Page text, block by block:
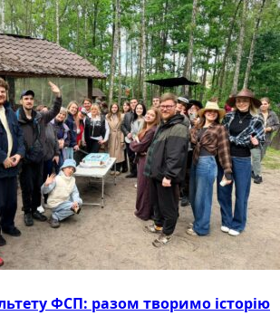
ФСП: разом творимо історію